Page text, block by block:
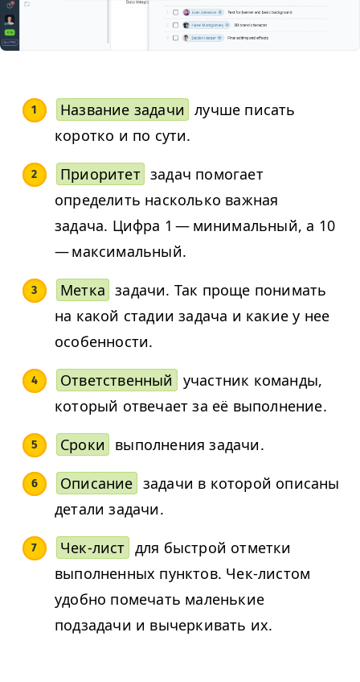
Название задачи лучше писать
коротко и по сути.
Приоритет задач помогает
определить насколько важная
задача. Цифра 1 — минимальный, а 10
— максимальный.
Метка задачи. Так проще понимать
на какой стадии задача и какие у нее
особенности.
Ответственный
участник команды,
который отвечает за её выполнение.
Сроки
выполнения задачи.
Описание задачи в которой описаны
детали задачи.
Чек-лист для быстрой отметки
выполненных пунктов. Чек-листом
удобно помечать маленькие
подзадачи и вычеркивать их.